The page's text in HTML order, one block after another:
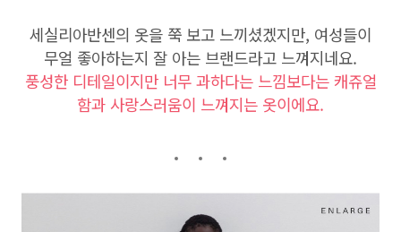
세실리아반센의 옷을 쭉 보고 느끼셨겠지만, 여성들이
무얼 좋아하는지 잘 아는 브랜드라고 느껴지네요.
풍성한 디테일이지만 너무 과하다는 느낌보다는 캐쥬얼
함과 사랑스러움이 느껴지는 옷이에요.